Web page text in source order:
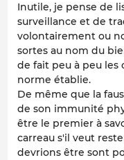
Inutile, je pense de
surveillance et de
volontairement ou
sortes au nom du
de fait peu à peu
norme établie.
De même que la
de son immunité
être le premier à
carreau s'il veut
devrions être sont